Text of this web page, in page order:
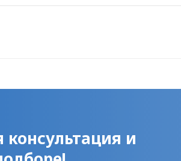
консультация и